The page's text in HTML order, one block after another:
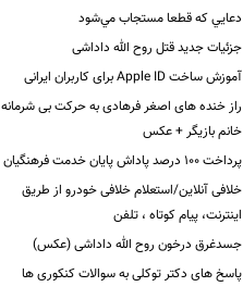
دعايي كه قطعا مستجاب مي‌شود
جزئیات جدید قتل روح الله داداشی
آموزش ساخت Apple ID برای کاربران ایرانی
راز خنده های اصغر فرهادی به حرکت بی شرمانه
خانم بازیگر + عکس
پرداخت ۱۰۰ درصد پاداش پایان خدمت فرهنگیان
خلافی آنلاین/استعلام خلافی خودرو از طریق
اینترنت، پیام کوتاه ، تلفن
جسدغرق درخون روح الله داداشی (عکس)
پاسخ های دکتر توکلی به سوالات کنکوری ها